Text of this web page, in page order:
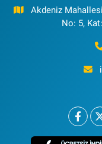
Akdeniz
No: 5,